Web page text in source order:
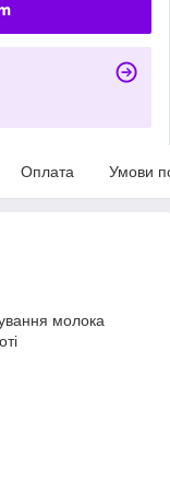
Оплата Умови
молока